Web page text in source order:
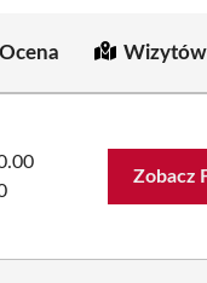
Ocena
Zobacz